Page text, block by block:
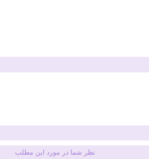
نظر شما در مورد این مطلب